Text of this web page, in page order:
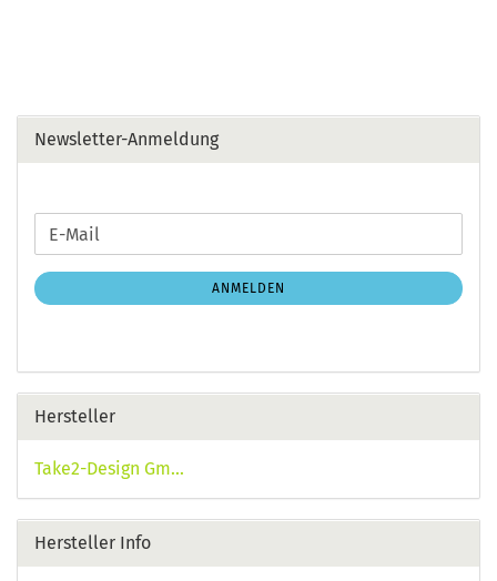
Newsletter-Anmeldung
WEITER
ZUR
NEWSLETTER-
ANMELDUNG
E-
Mail
ANMELDEN
Hersteller
Take2-Design Gm...
Hersteller Info